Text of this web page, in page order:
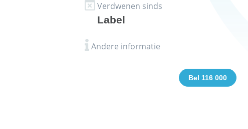
Verdwenen sinds
Label
Andere informatie
Bel 116 000